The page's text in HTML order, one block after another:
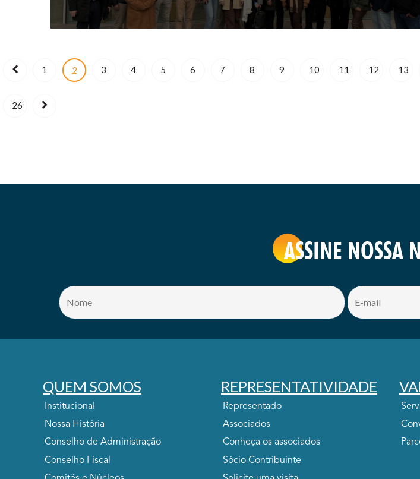
1 2 3 4 5 6 7 8 9 10 11 12 13
26
ASSINE NOSSA
QUEM SOMOS
Institucional
Nossa História
Conselho de Administração
Conselho Fiscal
REPRESENTATIVIDADE
Representado
Associados
Conheça os associados
Sócio Contribuinte